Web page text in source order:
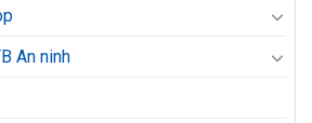
An ninh